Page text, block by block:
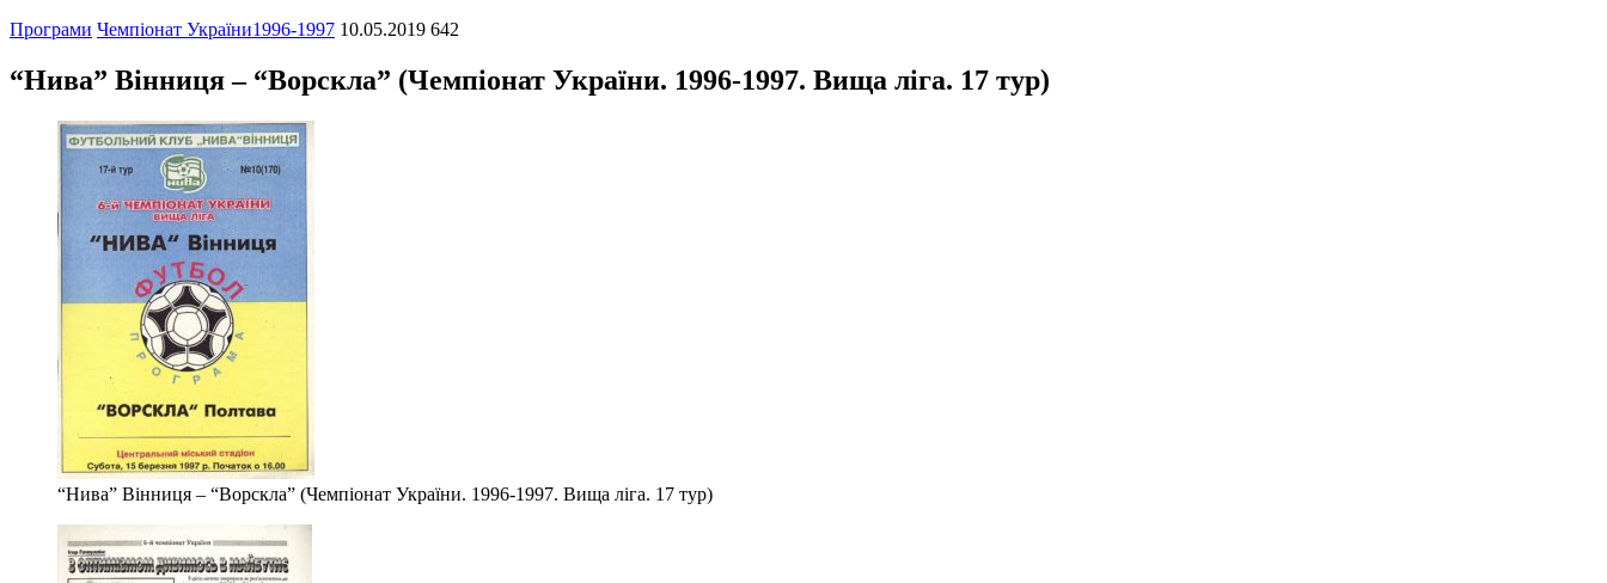
Програми Чемпіонат України1996-1997 10.05.2019 642
“Нива” Вінниця – “Ворскла” (Чемпіонат України. 1996-1997. Вища ліга. 17 тур)
“Нива” Вінниця – “Ворскла” (Чемпіонат України. 1996-1997. Вища ліга. 17 тур)